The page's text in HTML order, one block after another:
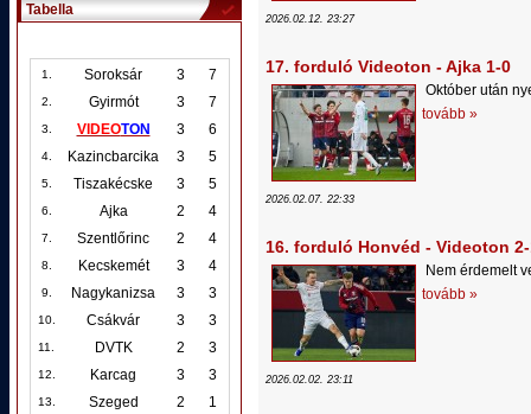
Tabella
1. Soroksár 3 7
2. Gyirmót 3 7
3. VIDEOTON 3 6
4. Kazincbarcika 3 5
5. Tiszakécske 3 5
6. Ajka 2 4
7. Szentlőrinc 2 4
8. Kecskemét 3 4
9. Nagykanizsa 3 3
10. Csákvár 3 3
11. DVTK 2 3
12. Karcag 3 3
13. Szeged 2 1
2026.02.12. 23:27
17. forduló Videoton - Ajka 1-0
Október után
tovább »
2026.02.07. 22:33
16. forduló Honvéd - Videoton
Nem érdemelt
tovább »
2026.02.02. 23:11